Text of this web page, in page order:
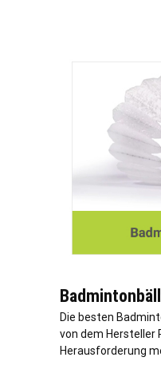
Die besten
von dem Hersteller
Herausforderung